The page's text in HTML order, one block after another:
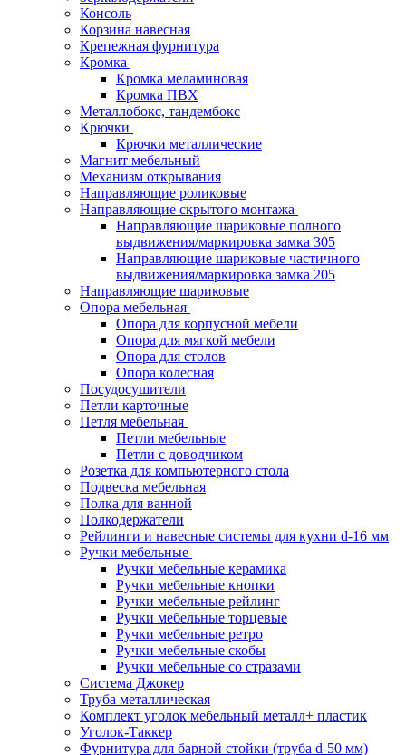
Консоль
Корзина навесная
Крепежная фурнитура
Кромка
Кромка меламиновая
Кромка ПВХ
Металлобокс, тандембокс
Крючки
Крючки металлические
Магнит мебельный
Механизм открывания
Направляющие роликовые
Направляющие скрытого монтажа
Направляющие шариковые полного
выдвижения/маркировка замка 305
Направляющие шариковые частичного
выдвижения/маркировка замка 205
Направляющие шариковые
Опора мебельная
Опора для корпусной мебели
Опора для мягкой мебели
Опора для столов
Опора колесная
Посудосушители
Петли карточные
Петля мебельная
Петли мебельные
Петли с доводчиком
Розетка для компьютерного стола
Подвеска мебельная
Полка для ванной
Полкодержатели
Рейлинги и навесные системы для кухни d-16 мм
Ручки мебельные
Ручки мебельные керамика
Ручки мебельные кнопки
Ручки мебельные рейлинг
Ручки мебельные торцевые
Ручки мебельные ретро
Ручки мебельные скобы
Ручки мебельные со стразами
Система Джокер
Труба металлическая
Комплект уголок мебельный металл+ пластик
Уголок-Таккер
Фурнитура для барной стойки (труба d-50 мм)